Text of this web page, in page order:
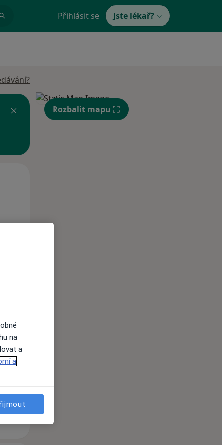
Přihlásit se Jste lékař?
Rozbalit mapu
na
a
a